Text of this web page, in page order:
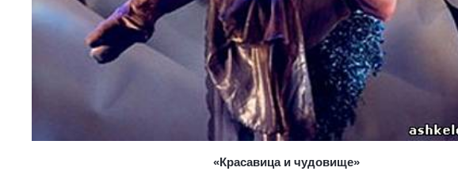
«Красавица и чудовище»